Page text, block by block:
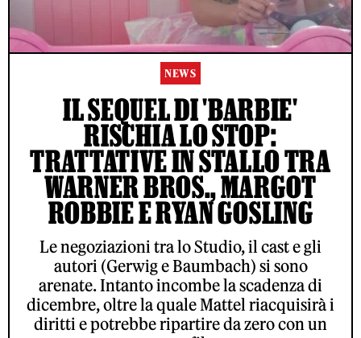
NEWS
IL SEQUEL DI 'BARBIE'
RISCHIA LO STOP:
TRATTATIVE IN STALLO TRA
WARNER BROS., MARGOT
ROBBIE E RYAN GOSLING
Le negoziazioni tra lo Studio, il cast e gli
autori (Gerwig e Baumbach) si sono
arenate. Intanto incombe la scadenza di
dicembre, oltre la quale Mattel riacquisirà i
diritti e potrebbe ripartire da zero con un